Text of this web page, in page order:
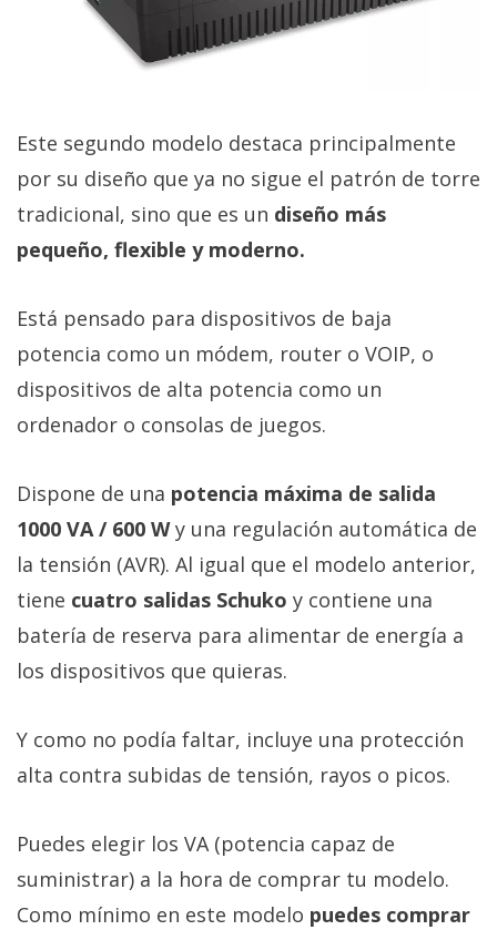
Este segundo modelo destaca principalmente
por su diseño que ya no sigue el patrón de torre
tradicional, sino que es un diseño más
pequeño, flexible y moderno.
Está pensado para dispositivos de baja
potencia como un módem, router o VOIP, o
dispositivos de alta potencia como un
ordenador o consolas de juegos.
Dispone de una potencia máxima de salida
1000 VA / 600 Wy una regulación automática de
la tensión (AVR). Al igual que el modelo anterior,
tiene cuatro salidas Schuko y contiene una
batería de reserva para alimentar de energía a
los dispositivos que quieras.
Y como no podía faltar, incluye una protección
alta contra subidas de tensión, rayos o picos.
Puedes elegir los VA (potencia capaz de
suministrar) a la hora de comprar tu modelo.
Como mínimo en este modelo puedes comprar